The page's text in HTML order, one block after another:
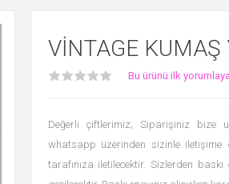
VINTAGE KUMAŞ
Bu ürünü ilk
Değerli çiftlerimiz; Siparişiniz bize
whatsapp üzerinden sizinle iletişime
tarafınıza iletilecektir. Sizlerden